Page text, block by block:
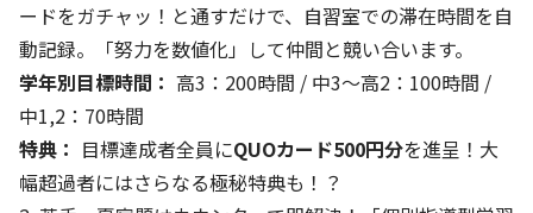
ードをガチャッ！と通すだけで、自習室での滞在時間を自
動記録。「努力を数値化」して仲間と競い合います。
学年別目標時間： 高3：200時間 / 中3〜高2：100時間 /
中1,2：70時間
特典： 目標達成者全員にQUOカード500円分を進呈！大
幅超過者にはさらなる極秘特典も！？